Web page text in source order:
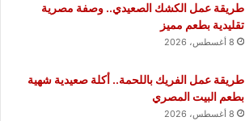
طريقة عمل الكشك الصعيدي.. وصفة مصرية
تقليدية بطعم مميز
8 أغسطس، 2026
طريقة عمل الفريك باللحمة.. أكلة صعيدية شهية
بطعم البيت المصري
8 أغسطس، 2026